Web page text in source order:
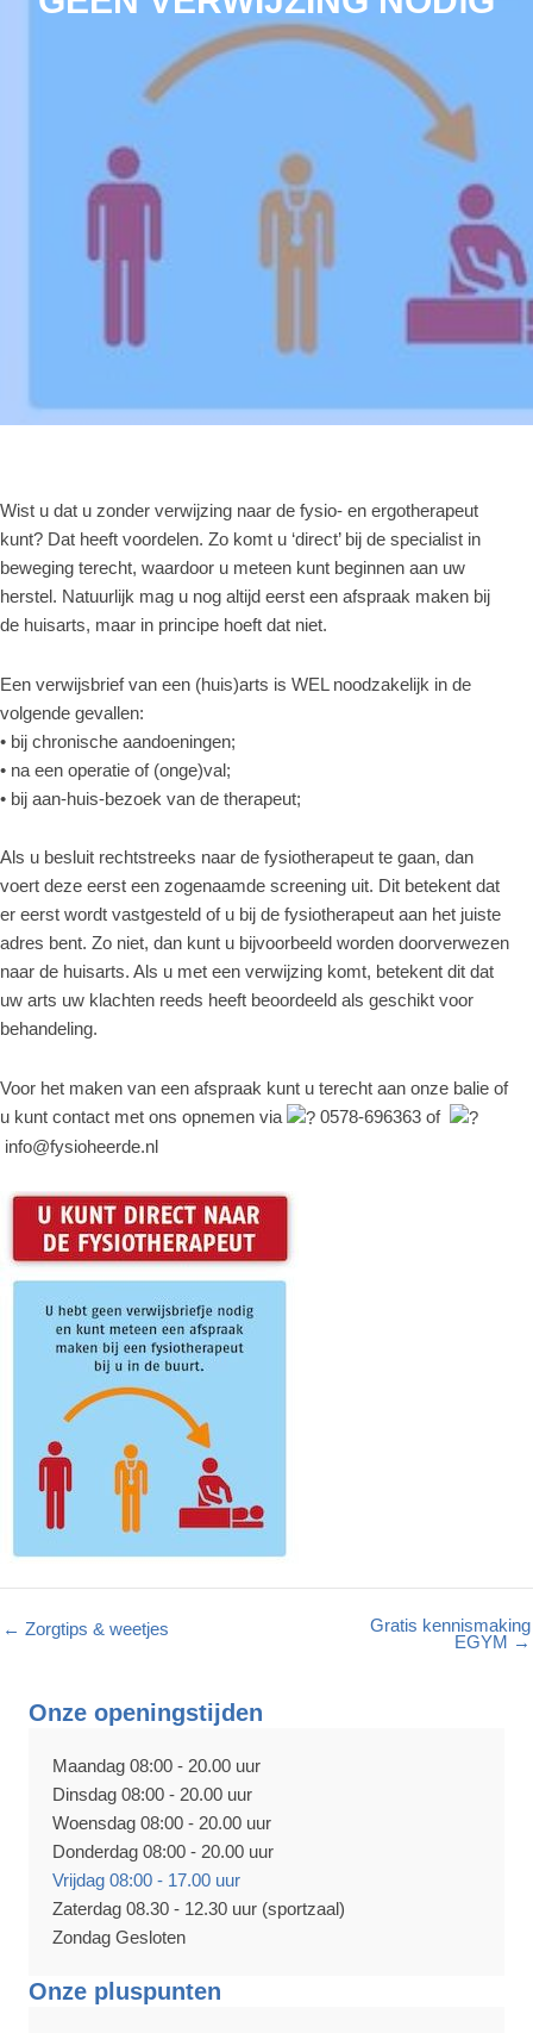
Wist u dat u zonder verwijzing naar de fysio- en ergotherapeut
kunt? Dat heeft voordelen. Zo komt u ‘direct’ bij de specialist in
beweging terecht, waardoor u meteen kunt beginnen aan uw
herstel. Natuurlijk mag u nog altijd eerst een afspraak maken bij
de huisarts, maar in principe hoeft dat niet.
Een verwijsbrief van een (huis)arts is WEL noodzakelijk in de
volgende gevallen:
• bij chronische aandoeningen;
• na een operatie of (onge)val;
• bij aan-huis-bezoek van de therapeut;
Als u besluit rechtstreeks naar de fysiotherapeut te gaan, dan
voert deze eerst een zogenaamde screening uit. Dit betekent dat
er eerst wordt vastgesteld of u bij de fysiotherapeut aan het juiste
adres bent. Zo niet, dan kunt u bijvoorbeeld worden doorverwezen
naar de huisarts. Als u met een verwijzing komt, betekent dit dat
uw arts uw klachten reeds heeft beoordeeld als geschikt voor
behandeling.
Voor het maken van een afspraak kunt u terecht aan onze balie of
u kunt contact met ons opnemen via
0578-696363 of
info@fysioheerde.nl
← Zorgtips & weetjes
Gratis kennismaking
EGYM →
Onze openingstijden
Maandag 08:00 - 20.00 uur
Dinsdag 08:00 - 20.00 uur
Woensdag 08:00 - 20.00 uur
Donderdag 08:00 - 20.00 uur
Vrijdag 08:00 - 17.00 uur
Zaterdag 08.30 - 12.30 uur (sportzaal)
Zondag Gesloten
Onze pluspunten